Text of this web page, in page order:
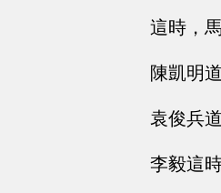
這時，
陳凱明
袁俊兵
李毅這